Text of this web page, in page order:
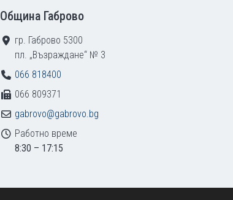
Община Габрово
гр. Габрово 5300
пл. „Възраждане“ № 3
066 818400
066 809371
gabrovo@gabrovo.bg
Работно време
8:30 – 17:15